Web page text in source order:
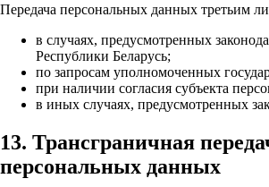
Передача персональных данных третьим
в случаях, предусмотренных
Республики Беларусь;
по запросам уполномоченных
при наличии согласия субъекта
в иных случаях, предусмотренных
13. Трансграничная
персональных данных